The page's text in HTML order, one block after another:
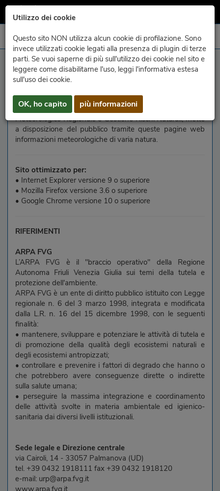
Utilizzo dei cookie
Questo sito NON utilizza alcun cookie di profilazione. Sono
invece utilizzati cookie legati alla presenza di plugin di terze
parti. Se vuoi saperne di più sull'utilizzo dei cookie nel sito e
leggere come disabilitarne l'uso, leggi l'informativa estesa
sull'uso dei cookie.
OK, ho capito più informazioni
website information
dell’Ambiente del Friuli Venezia Giulia), mediante la
propria struttura OSMER e GRN - Osservatorio
Meteorologico Regionale e Gestione Rischi Naturali, mette
a disposizione del pubblico tramite queste pagine web
informazioni meteorologiche di varia natura.
Sito ottimizzato per:
• Internet Explorer versione 9 o superiore
• Mozilla Firefox versione 3.6 o superiore
• Google Chrome versione 10 o superiore
RIFERIMENTI
ARPA FVG
L’ARPA FVG è il "braccio operativo" della Regione
Autonoma Friuli Venezia Giulia sui temi della tutela e
protezione dell'ambiente.
ARPA FVG è un ente di diritto pubblico istituito con Legge
regionale n. 6 del 3 marzo 1998, integrata e modificata
dalla L.R. n. 16 del 15 dicembre 1998, con le seguenti
finalità:
• mantenere, sviluppare e potenziare le attività di tutela e
di promozione della qualità degli ecosistemi naturali e
degli ecosistemi antropizzati;
• controllare e prevenire i fattori di degrado che hanno o
che potrebbero avere conseguenze dirette o indirette
sulla salute umana;
• perseguire la massima integrazione e coordinamento
delle attività svolte in materia ambientale ed igienico-
sanitaria dai diversi livelli istituzionali.
Sede legale e Direzione centrale
via Cairoli, 14 - 33057 Palmanova (UD)
tel. +39 0432 1918111 fax +39 0432 1918120
e-mail: urp@arpa.fvg.it
www.arpa.fvg.it